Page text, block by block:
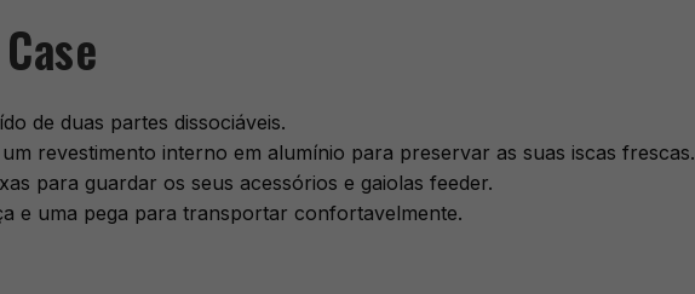
de duas partes dissociáveis.
revestimento interno em alumínio para preservar as suas iscas frescas.
para guardar os seus acessórios e gaiolas feeder.
e uma pega para transportar confortavelmente.